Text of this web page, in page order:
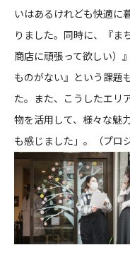
いはあるけれども快適に
りました。同時に、『ま
商店に頑張って欲しい）
ものがない』という課題
た。また、こうしたエリ
物を活用して、様々な魅
も感じました」。（プロ